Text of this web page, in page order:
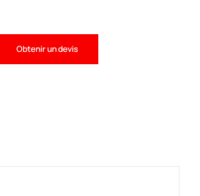
Obtenir un devis